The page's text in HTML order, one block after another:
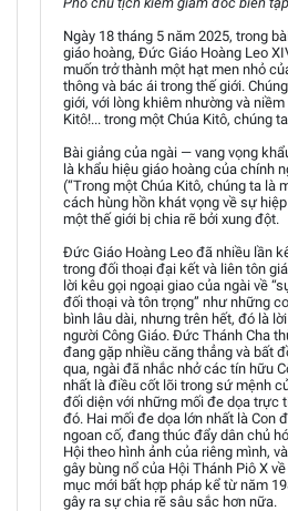
Ngày 18 tháng 5 năm 2025, trong
giáo hoàng, Đức Giáo Hoàng Leo
muốn trở thành một hạt men nhỏ
thông và bác ái trong thế giới.
giới, với lòng khiêm nhường và niềm
Kitô!... trong một Chúa Kitô, chúng
Bài giảng của ngài — vang vọng
là khẩu hiệu giáo hoàng của chính
(“Trong một Chúa Kitô, chúng ta là
cách hùng hồn khát vọng về sự
một thế giới bị chia rẽ bởi xung đột.
Đức Giáo Hoàng Leo đã nhiều lần
trong đối thoại đại kết và liên tôn
lời kêu gọi ngoại giao của ngài về
đối thoại và tôn trọng” như những
bình lâu dài, nhưng trên hết, đó là
người Công Giáo. Đức Thánh Cha
đang gặp nhiều căng thẳng và bất
qua, ngài đã nhắc nhở các tín hữu
nhất là điều cốt lõi trong sứ mệnh
đối diện với những mối đe dọa trực
đó. Hai mối đe dọa lớn nhất là Con
ngoan cố, đang thúc đẩy dân chủ
Hội theo hình ảnh của riêng mình,
gây bùng nổ của Hội Thánh Piô X
mục mới bất hợp pháp kể từ năm
gây ra sự chia rẽ sâu sắc hơn nữa.